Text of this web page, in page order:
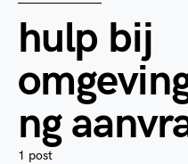
hulp bij
ng
1 post